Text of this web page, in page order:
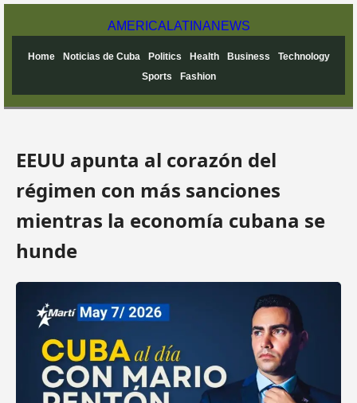
AMERICA LATINANEWS
Home Noticias de Cuba Politics Health Business
Technology
Sports
Fashion
EEUU apunta al corazón del
régimen con más sanciones
mientras la economía cubana se
hunde